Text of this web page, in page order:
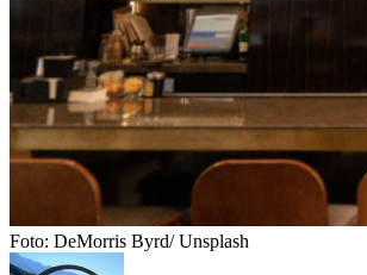
Foto: DeMorris Byrd/ Unsplash